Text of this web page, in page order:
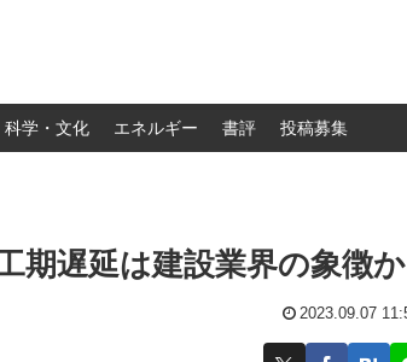
科学・文化 エネルギー 書評 投稿募集
期遅延は建設業界の象徴
2023.09.07